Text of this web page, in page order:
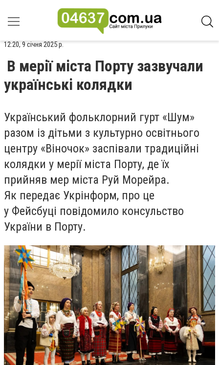
12:20, 9 січня 2025 р.
В мерії міста Порту зазвучали
українські колядки
Український фольклорний гурт «Шум»
разом із дітьми з культурно освітнього
центру «Віночок» заспівали традиційні
колядки у мерії міста Порту, де їх
прийняв мер міста Руй Морейра.
Як передає Укрінформ, про це
у Фейсбуці повідомило консульство
України в Порту.